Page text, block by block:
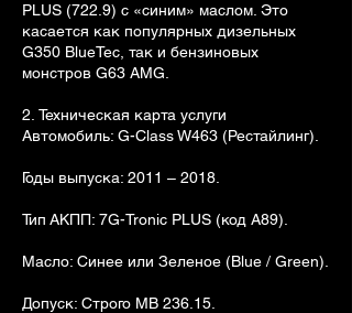
PLUS (722.9) с «синим» маслом. Это
касается как популярных дизельных
G350 BlueTec, так и бензиновых
монстров G63 AMG.
2. Техническая карта услуги
Автомобиль: G-Class W463 (Рестайлинг).
Годы выпуска: 2011 – 2018.
Тип АКПП: 7G-Tronic PLUS (код A89).
Масло: Синее или Зеленое (Blue / Green).
Допуск: Строго MB 236.15.